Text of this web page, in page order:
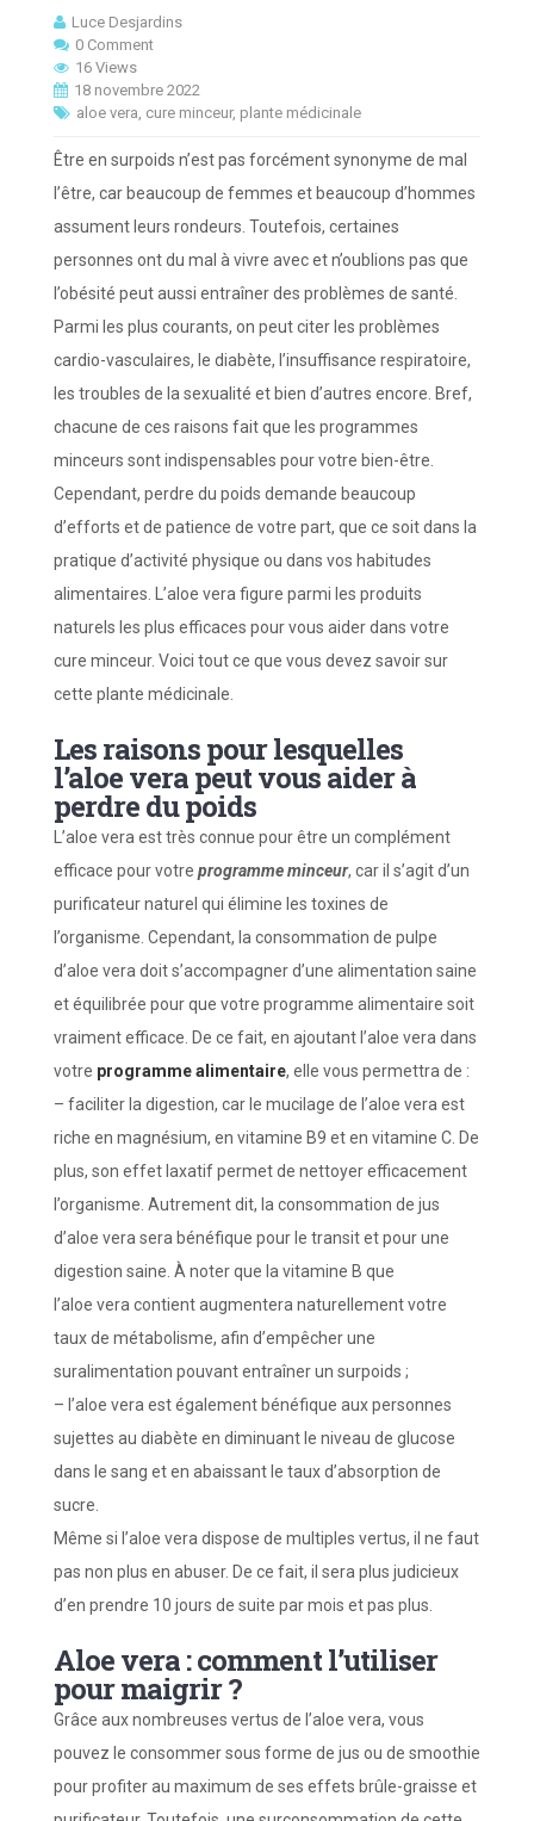
Luce Desjardins
0 Comment
16 Views
18 novembre 2022
aloe vera, cure minceur, plante médicinale
Être en surpoids n’est pas forcément synonyme de mal
l’être, car beaucoup de femmes et beaucoup d’hommes
assument leurs rondeurs. Toutefois, certaines
personnes ont du mal à vivre avec et n’oublions pas que
l’obésité peut aussi entraîner des problèmes de santé.
Parmi les plus courants, on peut citer les problèmes
cardio-vasculaires, le diabète, l’insuffisance respiratoire,
les troubles de la sexualité et bien d’autres encore. Bref,
chacune de ces raisons fait que les programmes
minceurs sont indispensables pour votre bien-être.
Cependant, perdre du poids demande beaucoup
d’efforts et de patience de votre part, que ce soit dans la
pratique d’activité physique ou dans vos habitudes
alimentaires. L’aloe vera figure parmi les produits
naturels les plus efficaces pour vous aider dans votre
cure minceur. Voici tout ce que vous devez savoir sur
cette plante médicinale.
Les raisons pour lesquelles
l’aloe vera peut vous aider à
perdre du poids
L’aloe vera est très connue pour être un complément
efficace pour votre programme minceur, car il s’agit d’un
purificateur naturel qui élimine les toxines de
l’organisme. Cependant, la consommation de pulpe
d’aloe vera doit s’accompagner d’une alimentation saine
et équilibrée pour que votre programme alimentaire soit
vraiment efficace. De ce fait, en ajoutant l’aloe vera dans
votre programme alimentaire, elle vous permettra de :
– faciliter la digestion, car le mucilage de l’aloe vera est
riche en magnésium, en vitamine B9 et en vitamine C. De
plus, son effet laxatif permet de nettoyer efficacement
l’organisme. Autrement dit, la consommation de jus
d’aloe vera sera bénéfique pour le transit et pour une
digestion saine. À noter que la vitamine B que
l’aloe vera contient augmentera naturellement votre
taux de métabolisme, afin d’empêcher une
suralimentation pouvant entraîner un surpoids ;
– l’aloe vera est également bénéfique aux personnes
sujettes au diabète en diminuant le niveau de glucose
dans le sang et en abaissant le taux d’absorption de
sucre.
Même si l’aloe vera dispose de multiples vertus, il ne faut
pas non plus en abuser. De ce fait, il sera plus judicieux
d’en prendre 10 jours de suite par mois et pas plus.
Aloe vera : comment l’utiliser
pour maigrir ?
Grâce aux nombreuses vertus de l’aloe vera, vous
pouvez le consommer sous forme de jus ou de smoothie
pour profiter au maximum de ses effets brûle-graisse et